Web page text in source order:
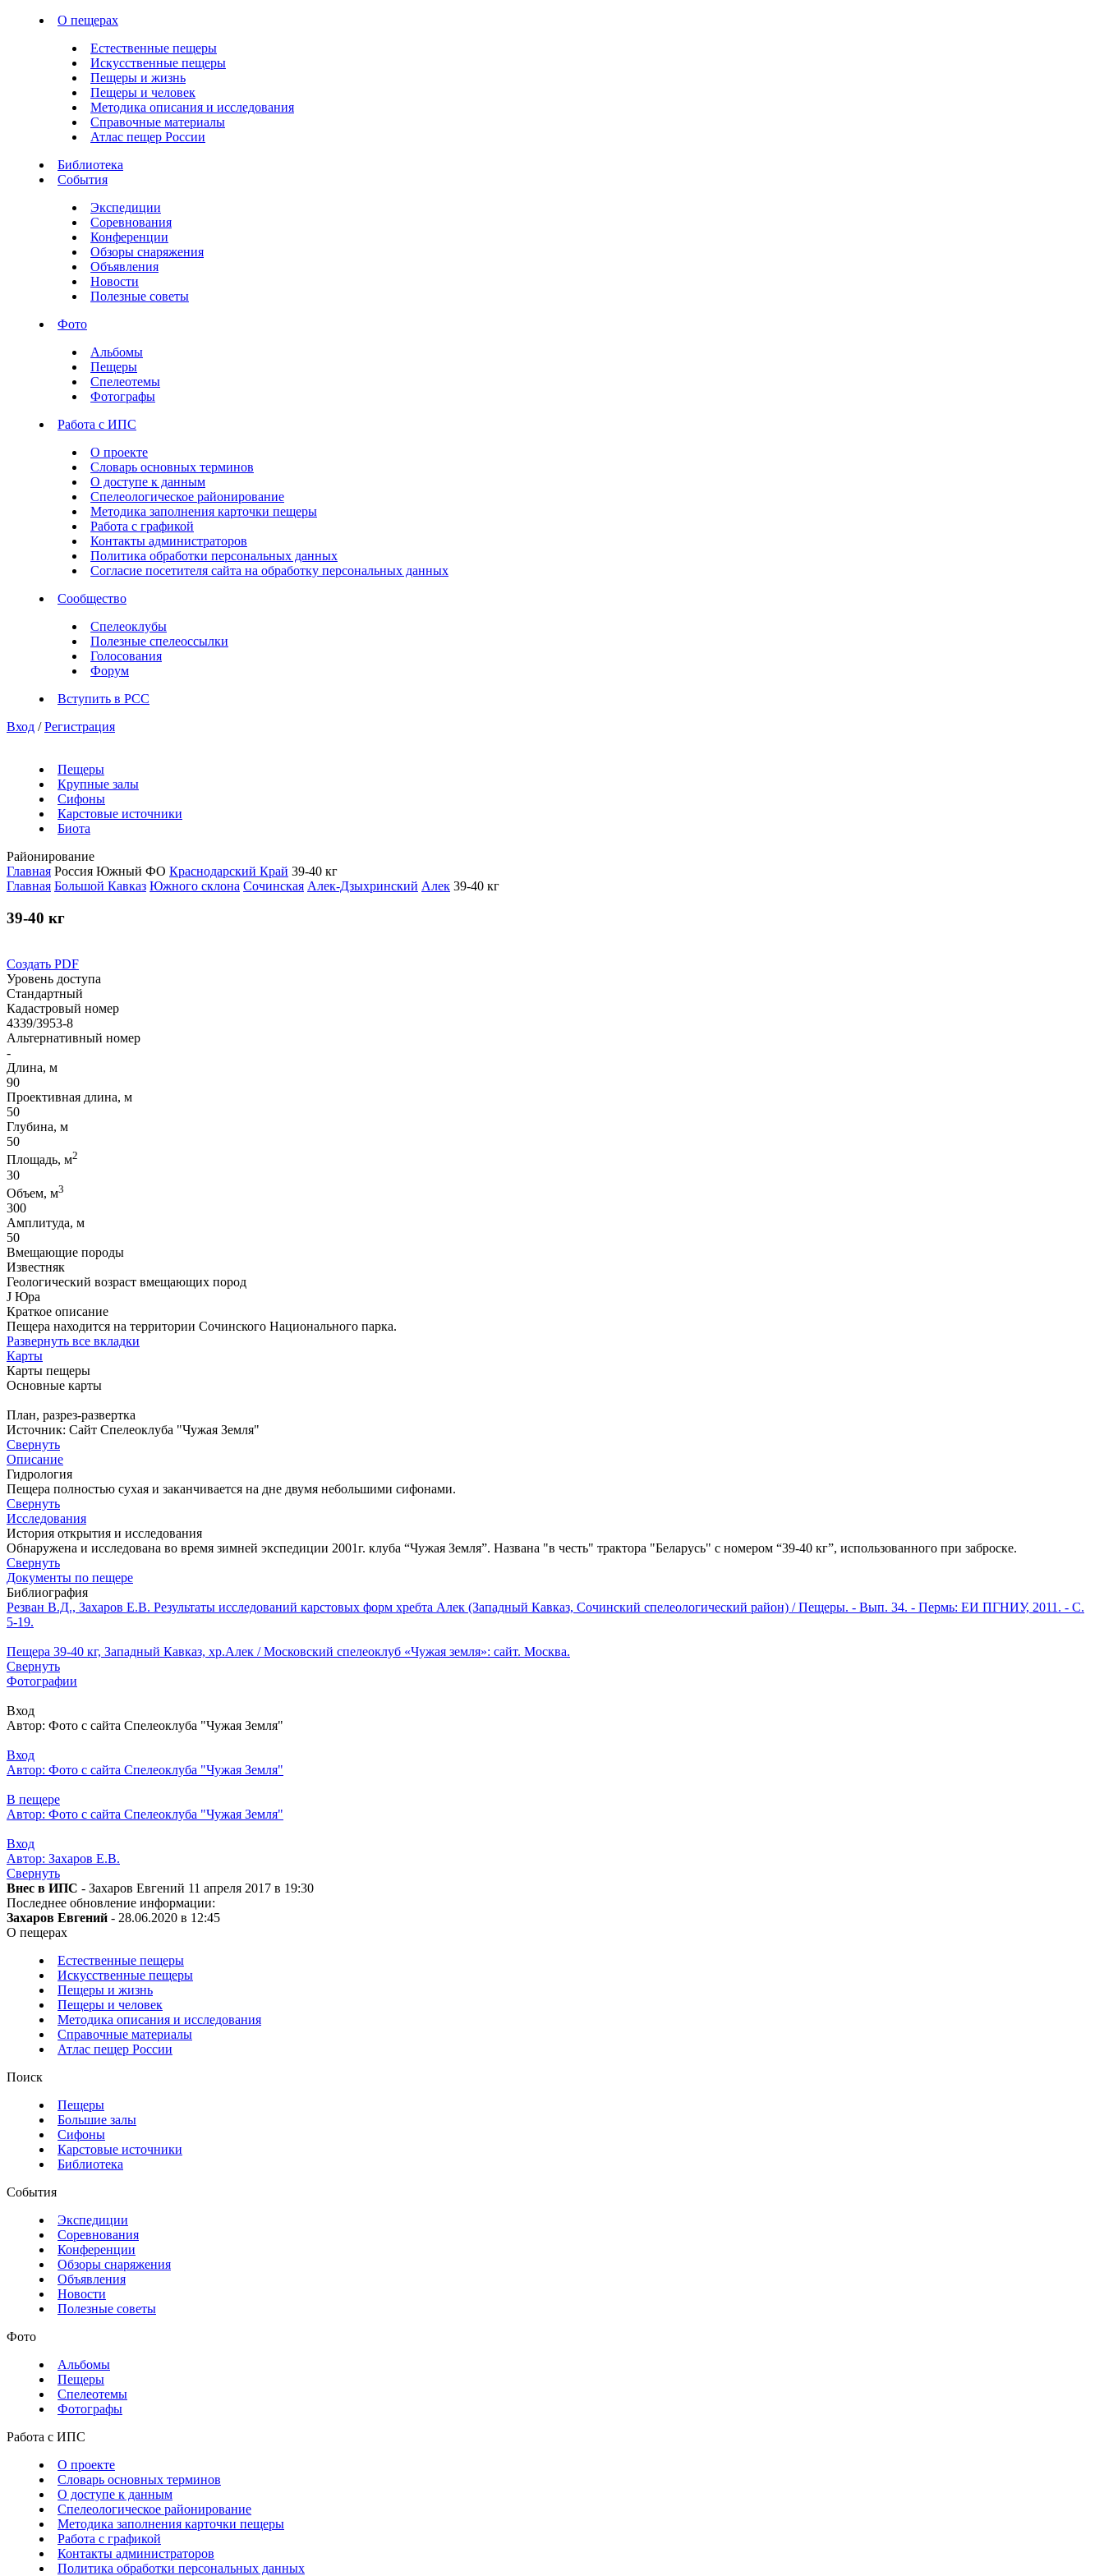
О пещерах
Естественные пещеры
Искусственные пещеры
Пещеры и жизнь
Пещеры и человек
Методика описания и исследования
Справочные материалы
Атлас пещер России
Библиотека
События
Экспедиции
Соревнования
Конференции
Обзоры снаряжения
Объявления
Новости
Полезные советы
Фото
Альбомы
Пещеры
Спелеотемы
Фотографы
Работа с ИПС
О проекте
Словарь основных терминов
О доступе к данным
Спелеологическое районирование
Методика заполнения карточки пещеры
Работа с графикой
Контакты администраторов
Политика обработки персональных данных
Согласие посетителя сайта на обработку персональных данных
Сообщество
Спелеоклубы
Полезные спелеоссылки
Голосования
Форум
Вступить в РСС
Вход / Регистрация
Пещеры
Крупные залы
Сифоны
Карстовые источники
Биота
Районирование
Главная Россия Южный ФО Краснодарский Край 39-40 кг
Главная Большой Кавказ Южного склона Сочинская Алек-Дзыхринский Алек 39-40 кг
39-40 кг
Создать PDF
Уровень доступа
Стандартный
Кадастровый номер
4339/3953-8
Альтернативный номер
-
Длина, м
90
Проективная длина, м
50
Глубина, м
50
Площадь, м2
30
Объем, м3
300
Амплитуда, м
50
Вмещающие породы
Известняк
Геологический возраст вмещающих пород
J Юра
Краткое описание
Пещера находится на территории Сочинского Национального парка.
Развернуть все вкладки
Карты
Карты пещеры
Основные карты
План, разрез-развертка
Источник: Сайт Спелеоклуба "Чужая Земля"
Свернуть
Описание
Гидрология
Пещера полностью сухая и заканчивается на дне двумя небольшими сифонами.
Свернуть
Исследования
История открытия и исследования
Обнаружена и исследована во время зимней экспедиции 2001г. клуба “Чужая Земля”. Названа "в честь" трактора "Беларусь" с номером “39-40 кг”, использованного при заброске.
Свернуть
Документы по пещере
Библиография
Резван В.Д., Захаров Е.В. Результаты исследований карстовых форм хребта Алек (Западный Кавказ, Сочинский спелеологический район) / Пещеры. - Вып. 34. - Пермь: ЕИ ПГНИУ, 2011. - С.
5-19.
Пещера 39-40 кг, Западный Кавказ, хр.Алек / Московский спелеоклуб «Чужая земля»: сайт. Москва.
Свернуть
Фотографии
Вход
Автор: Фото с сайта Спелеоклуба "Чужая Земля"
Вход
Автор: Фото с сайта Спелеоклуба "Чужая Земля"
В пещере
Автор: Фото с сайта Спелеоклуба "Чужая Земля"
Вход
Автор: Захаров Е.В.
Свернуть
Внес в ИПС - Захаров Евгений 11 апреля 2017 в 19:30
Последнее обновление информации:
Захаров Евгений - 28.06.2020 в 12:45
О пещерах
Естественные пещеры
Искусственные пещеры
Пещеры и жизнь
Пещеры и человек
Методика описания и исследования
Справочные материалы
Атлас пещер России
Поиск
Пещеры
Большие залы
Сифоны
Карстовые источники
Библиотека
События
Экспедиции
Соревнования
Конференции
Обзоры снаряжения
Объявления
Новости
Полезные советы
Фото
Альбомы
Пещеры
Спелеотемы
Фотографы
Работа с ИПС
О проекте
Словарь основных терминов
О доступе к данным
Спелеологическое районирование
Методика заполнения карточки пещеры
Работа с графикой
Контакты администраторов
Политика обработки персональных данных